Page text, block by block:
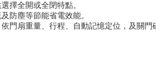
擇全開或全閉特點。
防塵等節能省電效能。
門扇重量、行程、自動記憶定位，及關